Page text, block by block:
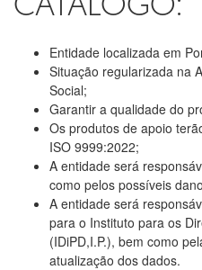
CATÁLOGO:
Entidade localizada em
Situação regularizada na
Social;
Garantir a qualidade do
Os produtos de apoio
ISO 9999:2022;
A entidade será
como pelos possíveis
A entidade será
para o Instituto para os
(IDiPD,I.P.), bem como
atualização dos dados.